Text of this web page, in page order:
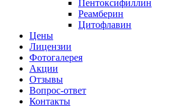
Пентоксифиллин
Реамберин
Цитофлавин
Цены
Лицензии
Фотогалерея
Акции
Отзывы
Вопрос-ответ
Контакты